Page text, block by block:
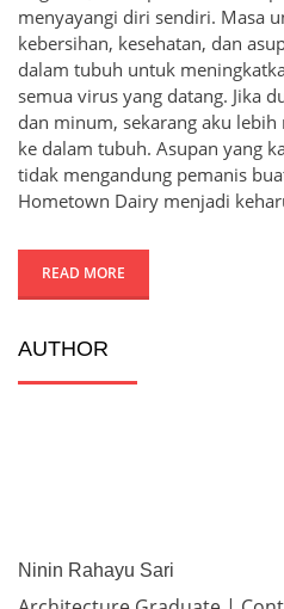
menyayangi diri sendiri. Masa
kebersihan, kesehatan, dan
dalam tubuh untuk
semua virus yang datang. Jika
dan minum, sekarang aku
ke dalam tubuh. Asupan yang
tidak mengandung pemanis
Hometown Dairy menjadi
READ MORE
AUTHOR
Ninin Rahayu Sari